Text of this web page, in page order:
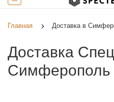
Главная Доставка в
Доставка
Симферополь